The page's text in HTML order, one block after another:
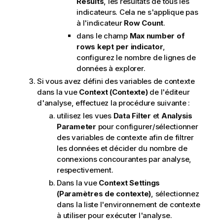
indicateurs. Cela ne s'applique pas
à l'indicateur Row Count.
dans le champ Max number of
rows kept per indicator,
configurez le nombre de lignes de
données à explorer.
Si vous avez défini des variables de contexte
dans la vue Context (Contexte)de l'éditeur
d'analyse, effectuez la procédure suivante :
utilisez les vues Data Filter et Analysis
Parameter pour configurer/sélectionner
des variables de contexte afin de filtrer
les données et décider du nombre de
connexions concourantes par analyse,
respectivement.
Dans la vue Context Settings
(Paramètres de contexte), sélectionnez
dans la liste l'environnement de contexte
à utiliser pour exécuter l'analyse.